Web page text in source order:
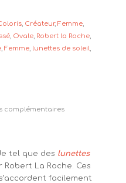
, Créateur, Femme,
, Ovale, Robert la Roche,
, Femme, lunettes de soleil,
complémentaires
tel que des lunettes
La Roche. Ces
facilement